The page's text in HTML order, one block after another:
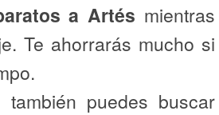
a Artés mientras
Te ahorrarás mucho si
puedes buscar